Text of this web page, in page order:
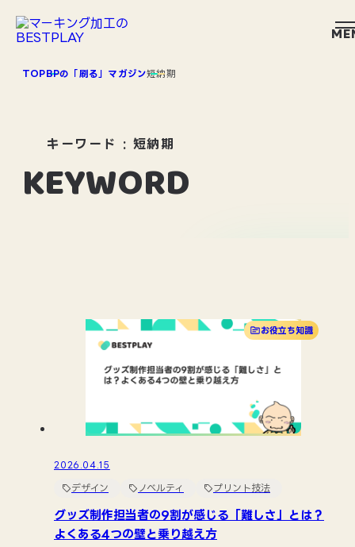
キーワード : 短納期
KEYWORD
TOPBPの「刷る」マガジン短納期
お役立ち知識
2026.04.15
デザイン ノベルティ プリント技法
グッズ制作担当者の9割が感じる「難しさ」とは？
よくある4つの壁と乗り越え方